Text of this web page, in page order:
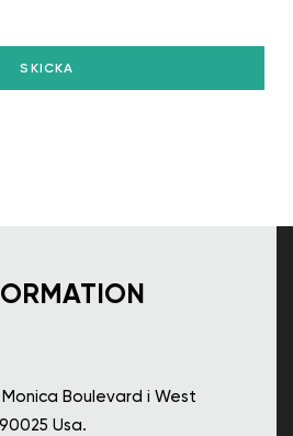
Boulevard i West
Usa.